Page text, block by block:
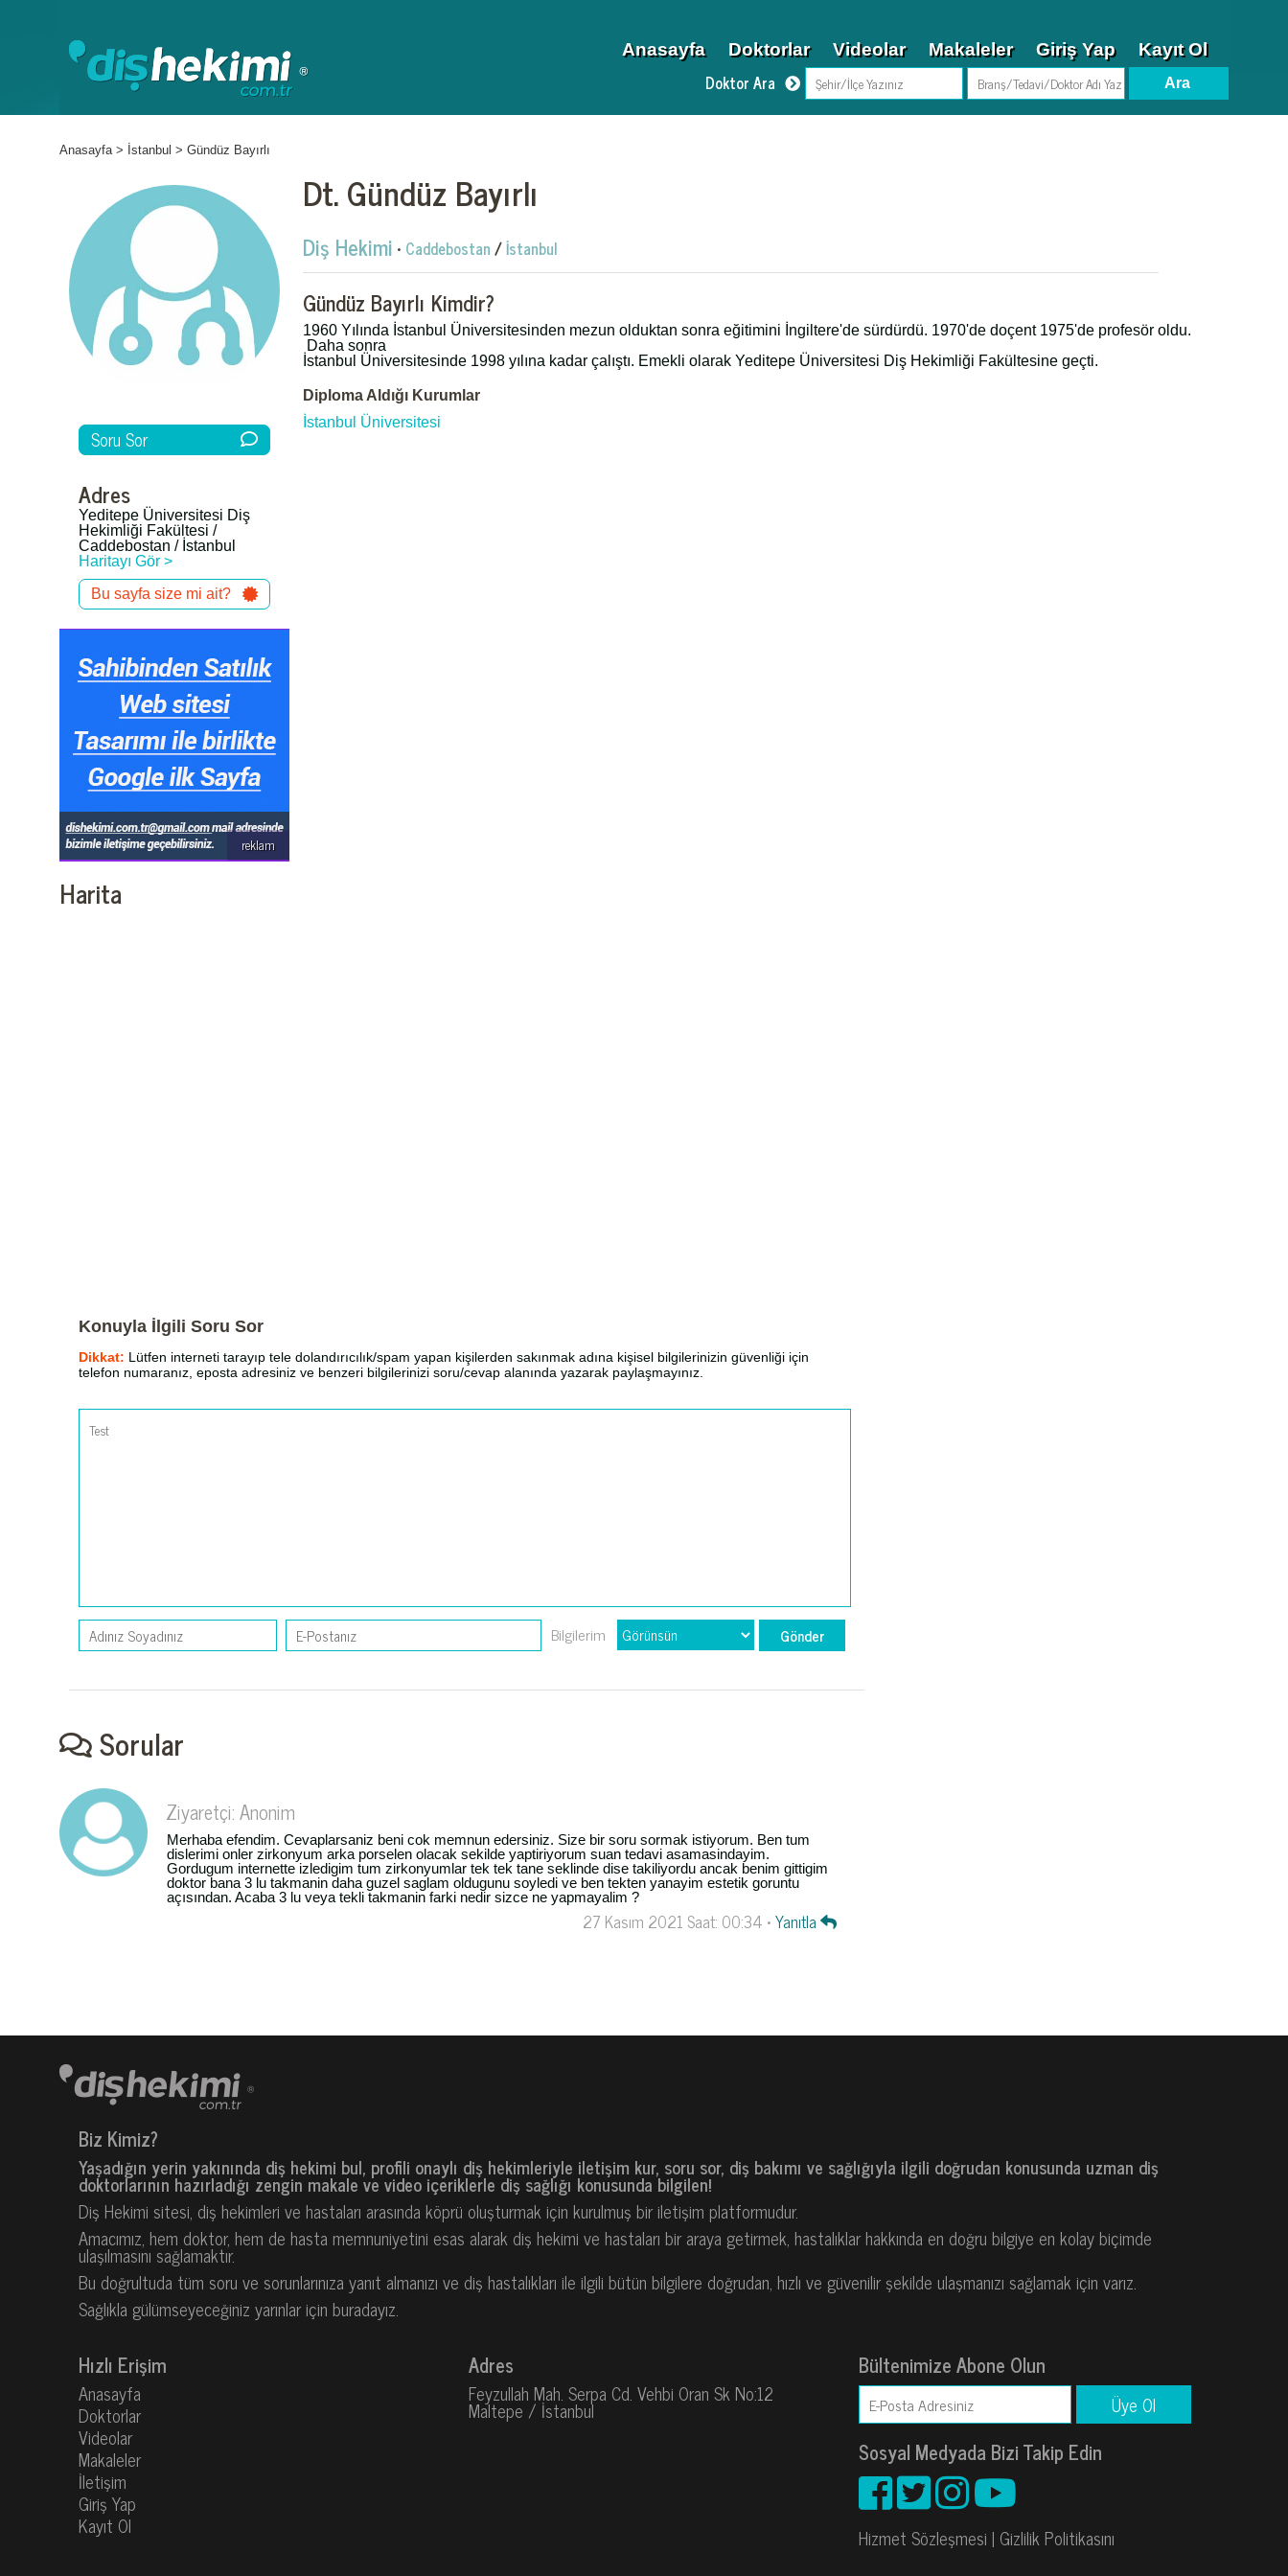
Anasayfa Doktorlar Videolar Makaleler Giriş Yap Kayıt Ol
Doktor Ara
Anasayfa> İstanbul > Gündüz Bayırlı
Soru Sor
Adres
Yeditepe Üniversitesi Diş
Hekimliği Fakültesi /
Caddebostan / İstanbul
Haritayı Gör >
Bu sayfa size mi ait?
reklam
Dt. Gündüz Bayırlı
Diş Hekimi • Caddebostan/İstanbul
Gündüz Bayırlı Kimdir?
1960 Yılında İstanbul Üniversitesinden mezun olduktan sonra eğitimini İngiltere'de sürdürdü. 1970'de doçent 1975'de profesör oldu.
Daha sonra
İstanbul Üniversitesinde 1998 yılına kadar çalıştı. Emekli olarak Yeditepe Üniversitesi Diş Hekimliği Fakültesine geçti.
Diploma Aldığı Kurumlar
İstanbul Üniversitesi
Harita
Konuyla İlgili Soru Sor
Dikkat: Lütfen interneti tarayıp tele dolandırıcılık/spam yapan kişilerden sakınmak adına kişisel bilgilerinizin güvenliği için
telefon numaranız, eposta adresiniz ve benzeri bilgilerinizi soru/cevap alanında yazarak paylaşmayınız.
Bilgilerim
Sorular
Ziyaretçi: Anonim
Merhaba efendim. Cevaplarsaniz beni cok memnun edersiniz. Size bir soru sormak istiyorum. Ben tum
dislerimi onler zirkonyum arka porselen olacak sekilde yaptiriyorum suan tedavi asamasindayim.
Gordugum internette izledigim tum zirkonyumlar tek tek tane seklinde dise takiliyordu ancak benim gittigim
doktor bana 3 lu takmanin daha guzel saglam oldugunu soyledi ve ben tekten yanayim estetik goruntu
açısından. Acaba 3 lu veya tekli takmanin farki nedir sizce ne yapmayalim ?
27 Kasım 2021 Saat: 00:34 •Yanıtla
Biz Kimiz?
Yaşadığın yerin yakınında diş hekimi bul, profili onaylı diş hekimleriyle iletişim kur, soru sor, diş bakımı ve sağlığıyla ilgili doğrudan konusunda uzman diş
doktorlarının hazırladığı zengin makale ve video içeriklerle diş sağlığı konusunda bilgilen!
Diş Hekimi sitesi, diş hekimleri ve hastaları arasında köprü oluşturmak için kurulmuş bir iletişim platformudur.
Amacımız, hem doktor, hem de hasta memnuniyetini esas alarak diş hekimi ve hastaları bir araya getirmek, hastalıklar hakkında en doğru bilgiye en kolay biçimde
ulaşılmasını sağlamaktır.
Bu doğrultuda tüm soru ve sorunlarınıza yanıt almanızı ve diş hastalıkları ile ilgili bütün bilgilere doğrudan, hızlı ve güvenilir şekilde ulaşmanızı sağlamak için varız.
Sağlıkla gülümseyeceğiniz yarınlar için buradayız.
Hızlı Erişim
Anasayfa
Doktorlar
Videolar
Makaleler
İletişim
Giriş Yap
Kayıt Ol
Adres
Feyzullah Mah. Serpa Cd. Vehbi Oran Sk No:12
Maltepe / İstanbul
Bültenimize Abone Olun
Sosyal Medyada Bizi Takip Edin
Hizmet Sözleşmesi | Gizlilik Politikasını